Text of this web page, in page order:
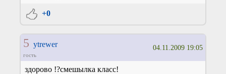
+0
5 ytrewer
гость
04.11.2009 19:05
здорово !?смешылка класс!